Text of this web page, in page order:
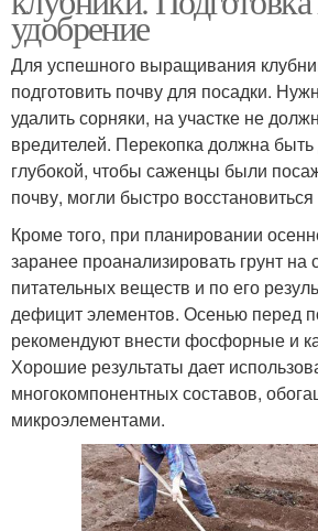
удобрение
Для успешного выращивания
подготовить почву для посадки.
удалить сорняки, на участке не
вредителей. Перекопка должна быть
глубокой, чтобы саженцы были
почву, могли быстро восстановиться
Кроме того, при планировании
заранее проанализировать грунт на
питательных веществ и по его
дефицит элементов. Осенью перед
рекомендуют внести фосфорные и
Хорошие результаты дает
многокомпонентных составов,
микроэлементами.